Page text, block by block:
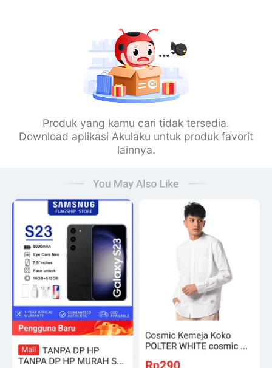
Produk yang kamu cari tidak tersedia.
Download aplikasi Akulaku untuk produk favorit
lainnya.